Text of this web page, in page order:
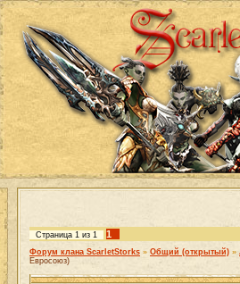
Страница 1 из 1 1
Форум клана ScarletStorks » Общий (открытый) »
Евросоюз)